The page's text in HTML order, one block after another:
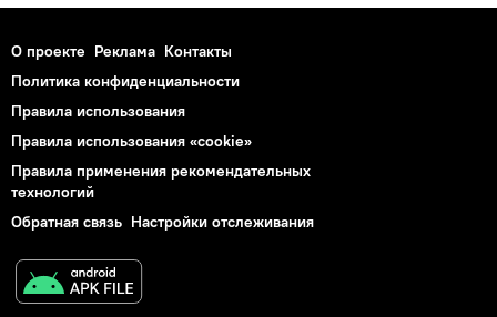
О проекте Реклама Контакты
Политика конфиденциальности
Правила использования
Правила использования «cookie»
Правила применения рекомендательных
технологий
Обратная связь Настройки отслеживания